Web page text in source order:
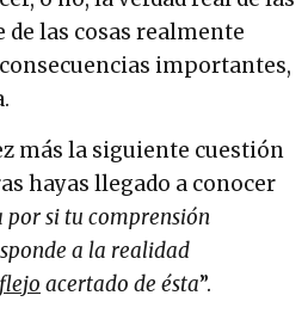
de las cosas realmente
importantes,
más la siguiente cuestión
hayas llegado a conocer
por si tu comprensión
a la realidad
acertado de ésta”.